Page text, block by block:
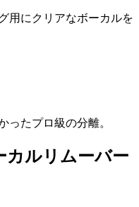
用にクリアなボーカルを
ったプロ級の分離。
カルリムーバー